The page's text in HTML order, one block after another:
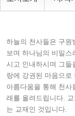
하늘의 천사들은 구원
보며 하나님의 비밀스
시고 인내하시며 그들
랑에 강권된 마음으로
아름다움을 통해 천사
래를 올려드립니다.
는 교재인 것입니다.